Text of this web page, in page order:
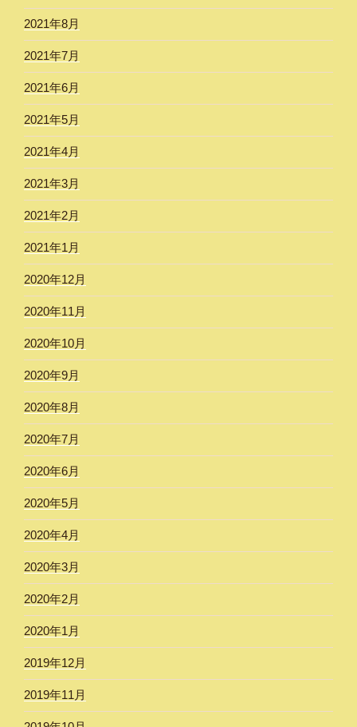
2021年8月
2021年7月
2021年6月
2021年5月
2021年4月
2021年3月
2021年2月
2021年1月
2020年12月
2020年11月
2020年10月
2020年9月
2020年8月
2020年7月
2020年6月
2020年5月
2020年4月
2020年3月
2020年2月
2020年1月
2019年12月
2019年11月